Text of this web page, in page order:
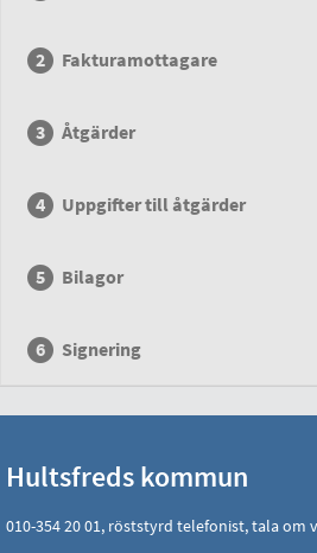
Fakturamottagare
Åtgärder
Uppgifter till åtgärder
Bilagor
Signering
Hultsfreds kommun
010-354 20 01, röststyrd telefonist, tala om